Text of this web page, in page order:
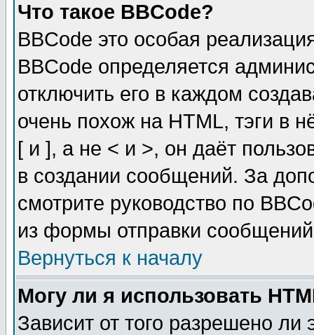
Что такое BBCode?
BBCode это особая
BBCode определяется
отключить его в каждом
очень похож на HTML, тэги в
[ и ], а не < и >, он даёт
в создании сообщений. За
смотрите руководство по
из формы отправки
Вернуться к началу
Могу ли я использовать
Зависит от того разрешено